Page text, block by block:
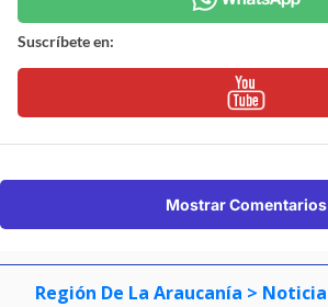
Suscríbete en:
Mostrar Comentarios
Región De La Araucanía > Noticia